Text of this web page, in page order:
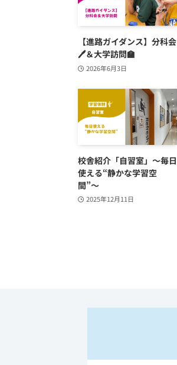
【進路ガイダンス】分科会
🖊️＆大学訪問🏫
2026年6月3日
校舎紹介「自習室」～毎日
使える“静かな学習空
間”～
2025年12月11日